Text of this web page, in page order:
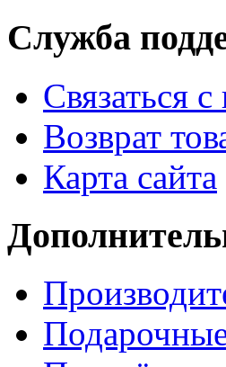
Служба
Связаться
Возврат
Карта сайта